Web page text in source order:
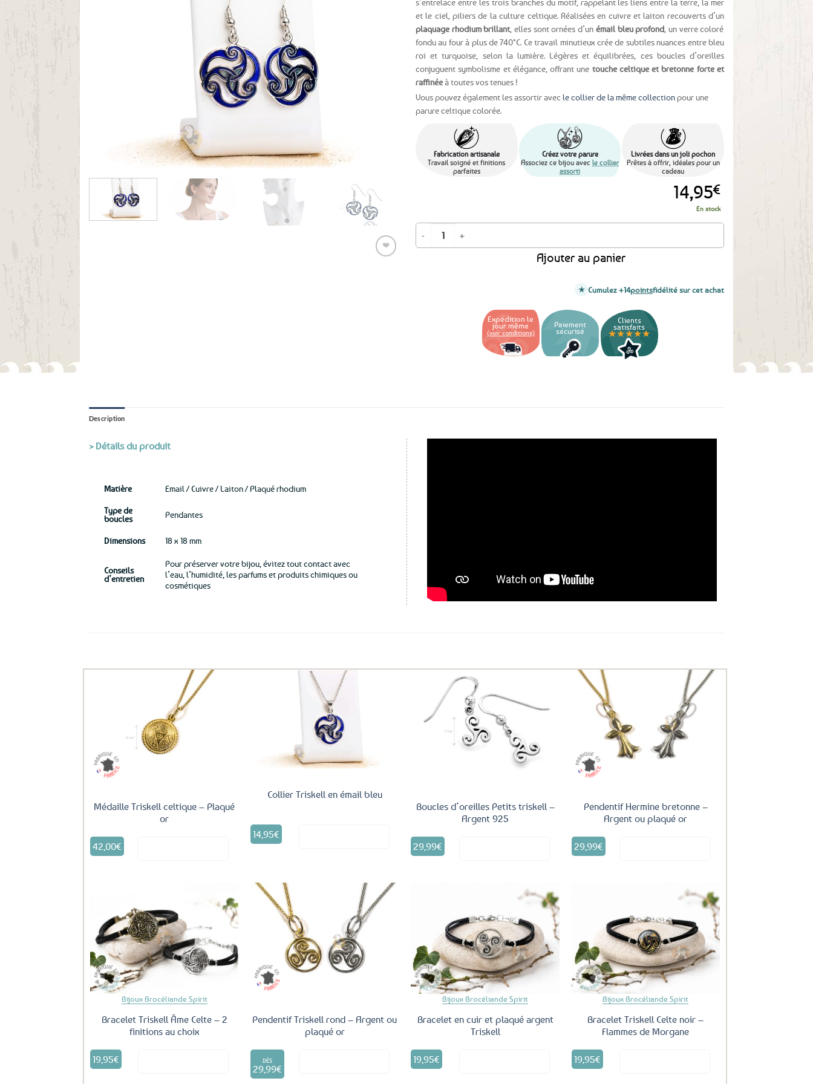
❤
s’entrelace entre les trois branches du motif, rappelant les liens entre la terre, la mer
et le ciel, piliers de la culture celtique. Réalisées en cuivre et laiton recouverts d’un
plaquage rhodium brillant , elles sont ornées d’un émail bleu profond , un verre coloré
fondu au four à plus de 740°C. Ce travail minutieux crée de subtiles nuances entre bleu
roi et turquoise, selon la lumière. Légères et équilibrées, ces boucles d’oreilles
conjuguent symbolisme et élégance, offrant une touche celtique et bretonne forte et
raffinéeà toutes vos tenues !
Vous pouvez également les assortir avec le collier de la même collectionpour une
parure celtique colorée.
Fabrication artisanale
Travail soigné et finitions
parfaites
Créez votre parure
Associez ce bijou avec le collier
assorti
Livrées dans un joli pochon
Prêtes à offrir, idéales pour un
cadeau
14,95€
En stock
quantité de Boucles d'oreilles Triskell en émail bleu
Ajouter au panier
Cumulez +14pointsfidélité sur cet achat
Expédition le
jour même
(voir conditions)
Paiement
sécurisé
Clients
satisfaits
★★★★★
Description
> Détails du produit
Matière Email / Cuivre / Laiton / Plaqué rhodium
Type de
boucles
Pendantes
Dimensions 18 x 18 mm
Conseils
d’entretien
Pour préserver votre bijou, évitez tout contact avec
l’eau, l’humidité, les parfums et produits chimiques ou
cosmétiques
Médaille Triskell celtique – Plaqué
or
42,00€
Collier Triskell en émail bleu
14,95€
Boucles d’oreilles Petits triskell –
Argent 925
29,99€
Ajouter
Pendentif Hermine bretonne –
Argent ou plaqué or
29,99€
Ce
peuvent
être
choisies
sur
la
page
du
produit
Ajouter
favoris
Bijoux Brocéliande Spirit
Bracelet Triskell Âme Celte – 2
finitions au choix
19,95€
Ce
Pendentif Triskell rond – Argent ou
plaqué or
DÈS
29,99€
Ce
Ajouter
aux
favoris
Bijoux Brocéliande Spirit
Bracelet en cuir et plaqué argent
Triskell
19,95€
Ajouter
aux
favoris
Bijoux Brocéliande Spirit
Bracelet Triskell Celte noir –
Flammes de Morgane
19,95€